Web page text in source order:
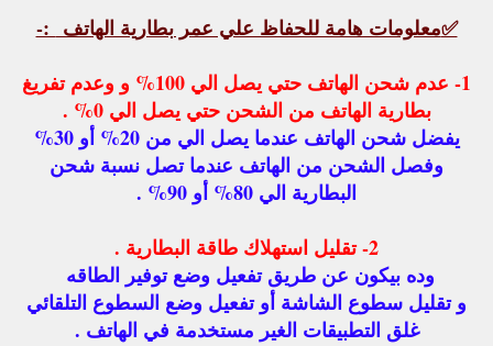
✅معلومات هامة للحفاظ علي عمر بطارية الهاتف :-
1- عدم شحن الهاتف حتي يصل الي 100% و وعدم تفريغ
بطارية الهاتف من الشحن حتي يصل الي 0% .
يفضل شحن الهاتف عندما يصل الي من 20% أو 30%
وفصل الشحن من الهاتف عندما تصل نسبة شحن
البطارية الي 80% أو 90% .
2- تقليل استهلاك طاقة البطارية .
وده بيكون عن طريق تفعيل وضع توفير الطاقه
و تقليل سطوع الشاشة أو تفعيل وضع السطوع التلقائي
غلق التطبيقات الغير مستخدمة في الهاتف .